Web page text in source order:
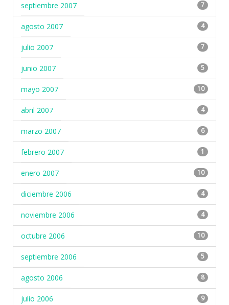
septiembre 2007 7
agosto 2007 4
julio 2007 7
junio 2007 5
mayo 2007 10
abril 2007 4
marzo 2007 6
febrero 2007 1
enero 2007 10
diciembre 2006 4
noviembre 2006 4
octubre 2006 10
septiembre 2006 5
agosto 2006 8
julio 2006 9